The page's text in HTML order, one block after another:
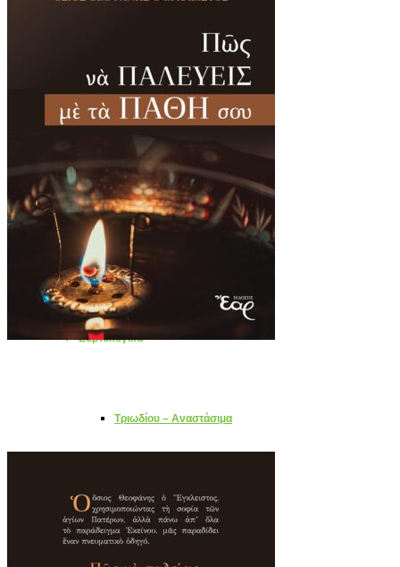
Διηγήματα – Αληθινές Ιστορίες
Εθνικά – Ιστορικά
Εκπαιδευτικά
Εορτολογικά
Τριωδίου – Αναστάσιμα
Χριστουγεννιάτικα